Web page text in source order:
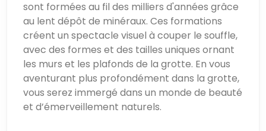
sont formées au fil des milliers d'années grâce
au lent dépôt de minéraux. Ces formations
créent un spectacle visuel à couper le souffle,
avec des formes et des tailles uniques ornant
les murs et les plafonds de la grotte. En vous
aventurant plus profondément dans la grotte,
vous serez immergé dans un monde de beauté
et d’émerveillement naturels.